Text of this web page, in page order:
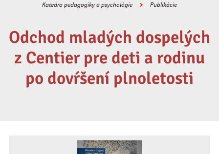
Katedra pedagogiky a psychológie
Publikácie
Odchod mladých dospelých
z Centier pre deti a rodinu
po dovŕšení plnoletosti